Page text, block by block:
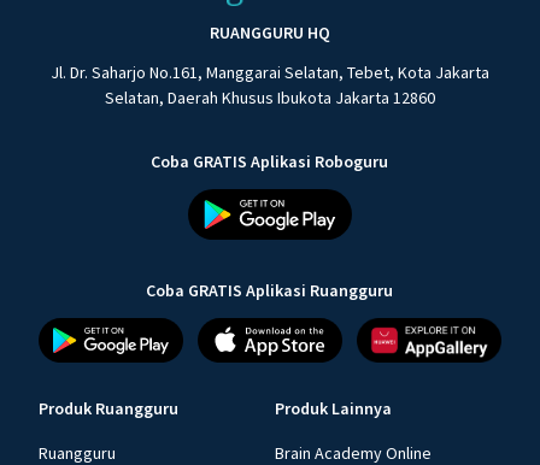
RUANGGURU HQ
Jl. Dr. Saharjo No.161, Manggarai Selatan, Tebet, Kota Jakarta
Selatan, Daerah Khusus Ibukota Jakarta 12860
Coba GRATIS Aplikasi Roboguru
Coba GRATIS Aplikasi Ruangguru
Produk Ruangguru
Ruangguru
Produk Lainnya
Brain Academy Online